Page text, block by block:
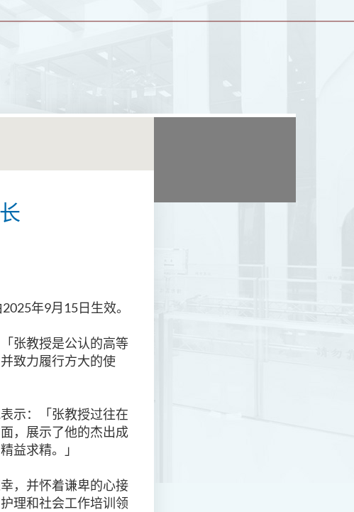
年9月15日生效。
张教授是公认的高等
致力履行方大的使
示：「张教授过往在
，展示了他的杰出成
益求精。」
，并怀着谦卑的心接
理和社会工作培训领